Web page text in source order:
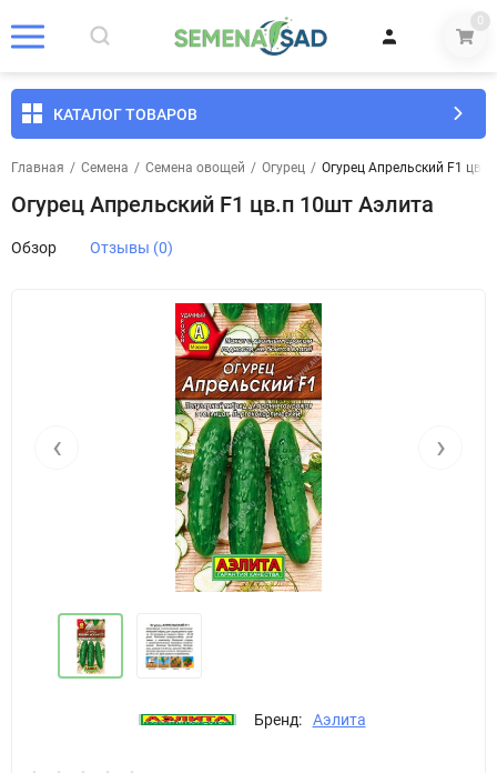
0
КАТАЛОГ ТОВАРОВ
Главная / Семена / Семена овощей / Огурец / Огурец Апрельский F1
Огурец Апрельский F1 цв.п 10шт Аэлита
Обзор Отзывы (0)
‹ ›
Бренд: Аэлита